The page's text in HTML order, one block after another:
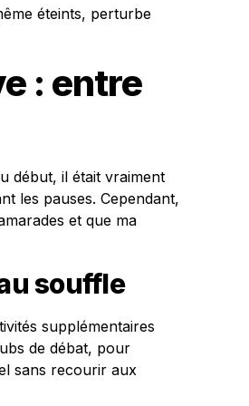
éteints, perturbe
: entre
début, il était vraiment
les pauses. Cependant,
et que ma
souffle
supplémentaires
de débat, pour
sans recourir aux